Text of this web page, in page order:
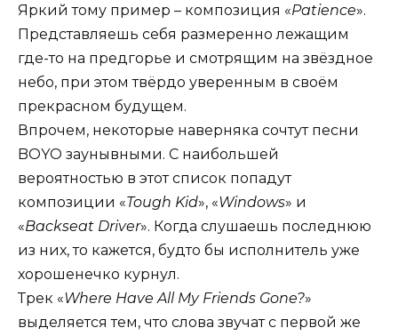
Яркий тому пример – композиция «Patience».
Представляешь себя размеренно лежащим
где-то на предгорье и смотрящим на звёздное
небо, при этом твёрдо уверенным в своём
прекрасном будущем.
Впрочем, некоторые наверняка сочтут песни
BOYO заунывными. С наибольшей
вероятностью в этот список попадут
композиции «Tough Kid», «Windows» и
«Backseat Driver». Когда слушаешь последнюю
из них, то кажется, будто бы исполнитель уже
хорошенечко курнул.
Трек «Where Have All My Friends Gone?»
выделяется тем, что слова звучат с первой же